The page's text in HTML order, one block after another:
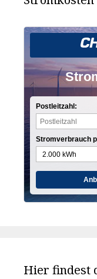
Postleitzahl:
Stromverbrauch
Hier findest